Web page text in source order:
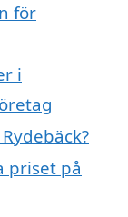
för
i
priset på